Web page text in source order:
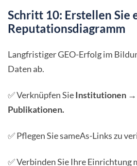
Schritt 10: Erstellen Sie
Reputationsdiagramm
Langfristiger GEO-Erfolg im
Daten ab.
✅ Verknüpfen SieInstitutionen
Publikationen.
✅ Pflegen Sie sameAs-Links zu
✅ Verbinden Sie Ihre Einrichtung